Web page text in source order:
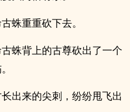
蛛重重砍下去。
蛛背上的古尊砍出了一个
出来的尖刺，纷纷甩飞出